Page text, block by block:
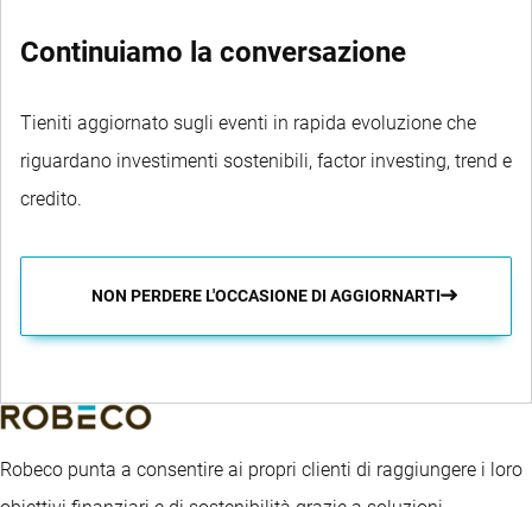
Continuiamo la conversazione
Tieniti aggiornato sugli eventi in rapida evoluzione che
riguardano investimenti sostenibili, factor investing, trend e
credito.
NON PERDERE L'OCCASIONE DI AGGIORNARTI
Robeco punta a consentire ai propri clienti di raggiungere i loro